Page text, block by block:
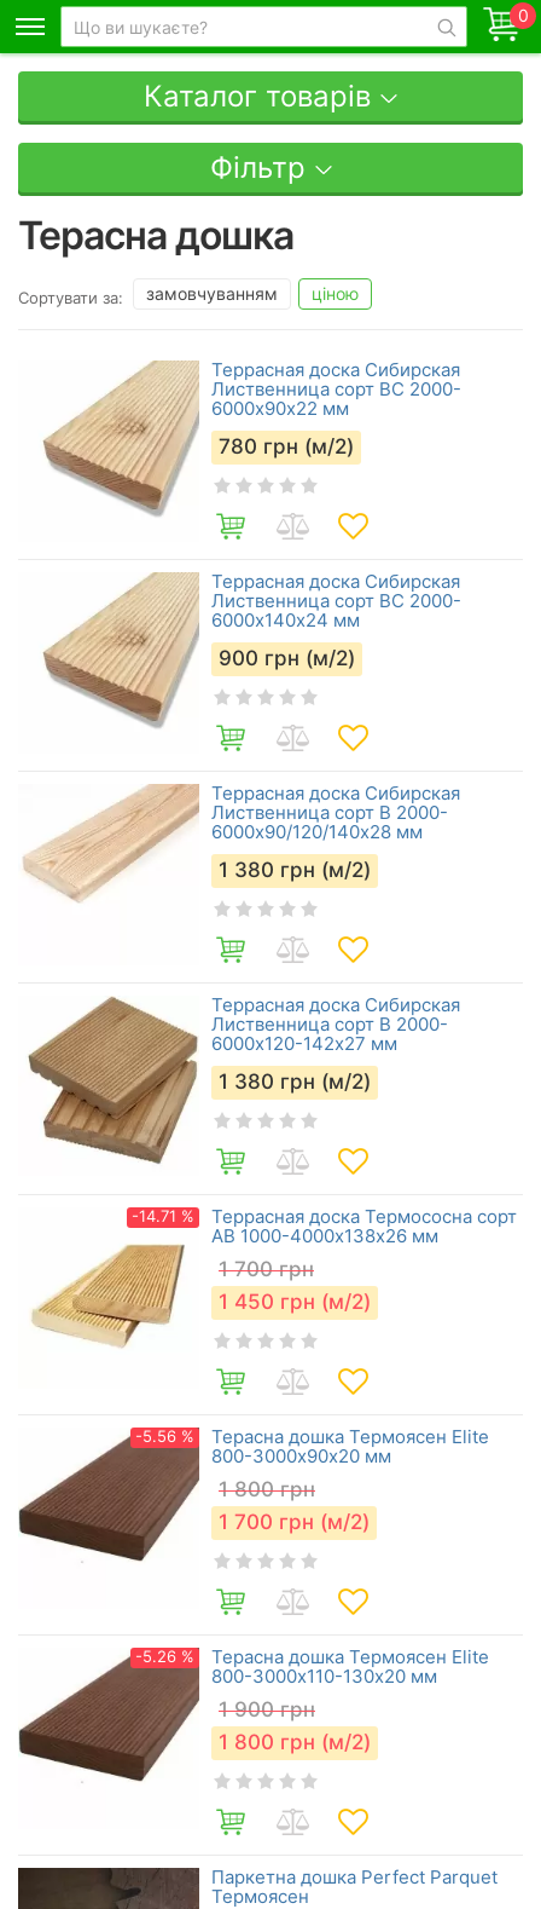
0
Каталог товарів
Фільтр
Терасна дошка
Сортувати за: замовчуванням ціною
Террасная доска Сибирская
Лиственница сорт ВС 2000-
6000х90х22 мм
780 грн (м/2)
Террасная доска Сибирская
Лиственница сорт BC 2000-
6000х140х24 мм
900 грн (м/2)
Террасная доска Сибирская
Лиственница сорт В 2000-
6000х90/120/140х28 мм
1 380 грн (м/2)
Террасная доска Сибирская
Лиственница сорт В 2000-
6000х120-142х27 мм
1 380 грн (м/2)
-14.71 %
Террасная доска Термососна сорт
АВ 1000-4000х138х26 мм
1 700 грн
1 450 грн (м/2)
-5.56 %
Терасна дошка Термоясен Elite
800-3000х90х20 мм
1 800 грн
1 700 грн (м/2)
-5.26 %
Терасна дошка Термоясен Elite
800-3000х110-130х20 мм
1 900 грн
1 800 грн (м/2)
Паркетна дошка Perfect Parquet
Термоясен